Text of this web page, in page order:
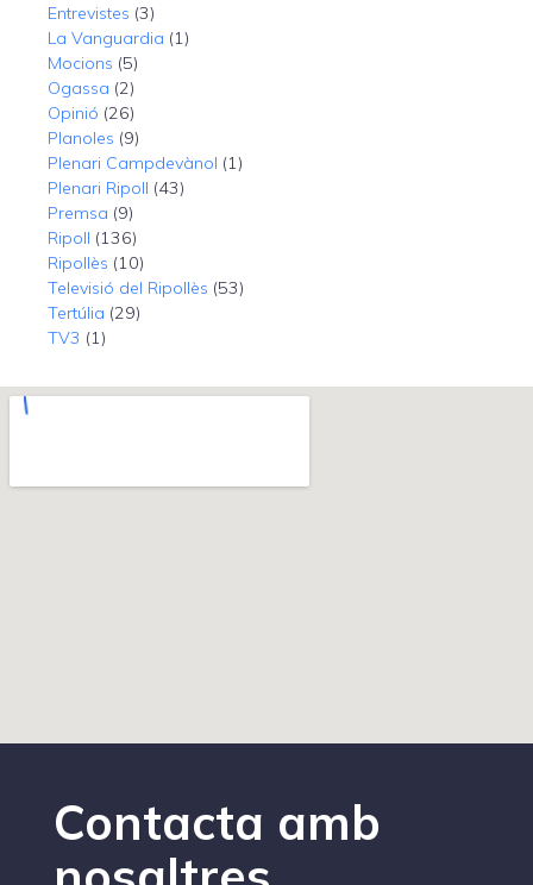
Entrevistes (3)
La Vanguardia (1)
Mocions (5)
Ogassa (2)
Opinió (26)
Planoles (9)
Plenari Campdevànol (1)
Plenari Ripoll (43)
Premsa (9)
Ripoll (136)
Ripollès (10)
Televisió del Ripollès (53)
Tertúlia (29)
TV3 (1)
Contacta amb